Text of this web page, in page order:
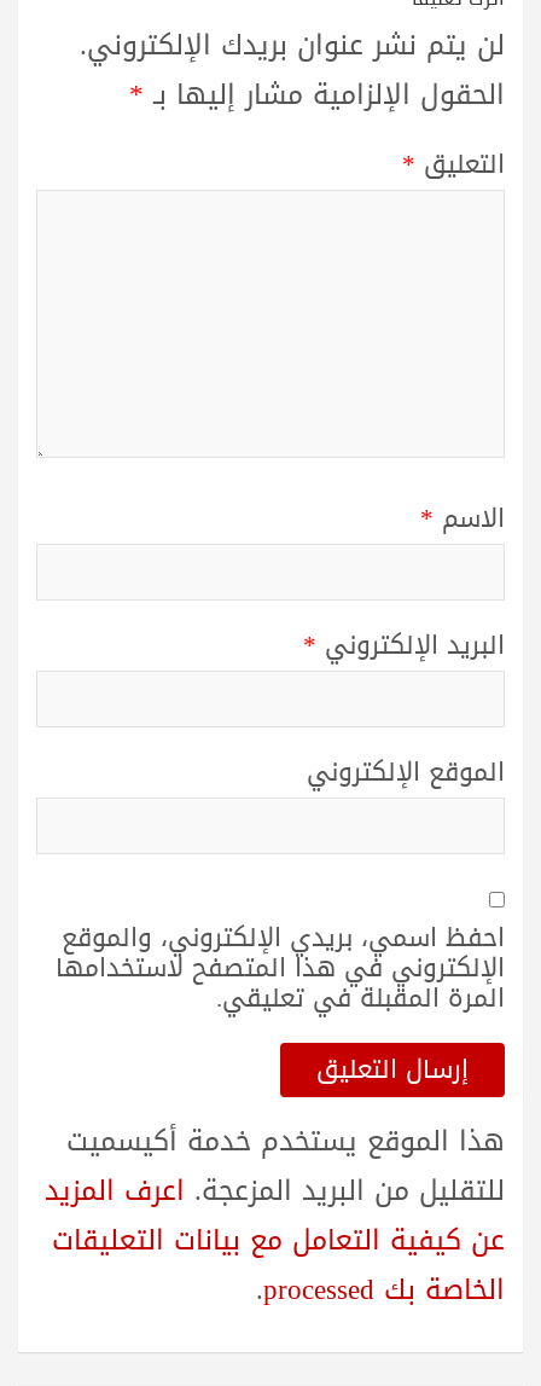
لن يتم نشر عنوان بريدك الإلكتروني.
الحقول الإلزامية مشار إليها بـ*
التعليق *
الاسم *
البريد الإلكتروني *
الموقع الإلكتروني
احفظ اسمي، بريدي الإلكتروني، والموقع
الإلكتروني في هذا المتصفح لاستخدامها
المرة المقبلة في تعليقي.
هذا الموقع يستخدم خدمة أكيسميت
للتقليل من البريد المزعجة. اعرف المزيد
عن كيفية التعامل مع بيانات التعليقات
الخاصة بك processed
.